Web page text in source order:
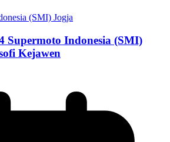
Supermoto Indonesia (SMI)
Kejawen